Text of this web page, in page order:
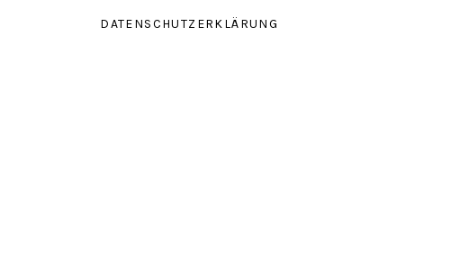
DATENSCHUTZERKLÄRUNG